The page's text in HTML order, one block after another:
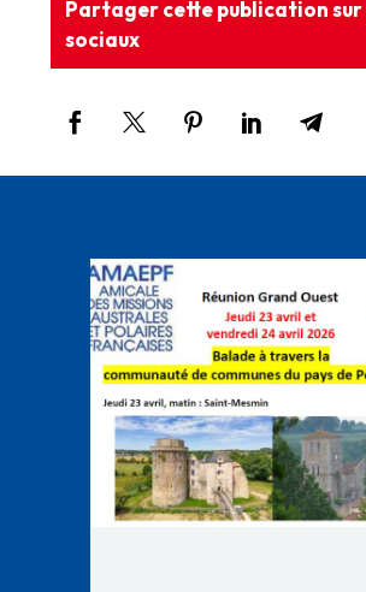
Partager cette publication sur
sociaux